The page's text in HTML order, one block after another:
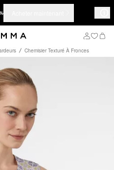
Chemisier Texturé À Fronces